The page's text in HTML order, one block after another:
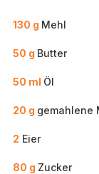
130 g Mehl
50 g Butter
50 ml Öl
20 g gemahlene
2 Eier
80 g Zucker